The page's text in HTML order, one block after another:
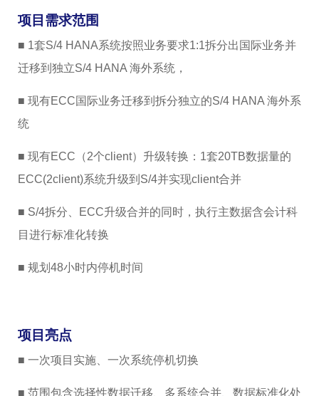
项目需求范围
■ 1套S/4 HANA系统按照业务要求1:1拆分出国际业务并
迁移到独立S/4 HANA 海外系统，
■ 现有ECC国际业务迁移到拆分独立的S/4 HANA 海外系
统
■ 现有ECC（2个client）升级转换：1套20TB数据量的
ECC(2client)系统升级到S/4并实现client合并
■ S/4拆分、ECC升级合并的同时，执行主数据含会计科
目进行标准化转换
■ 规划48小时内停机时间
项目亮点
■ 一次项目实施、一次系统停机切换
■ 范围包含选择性数据迁移、多系统合并、数据标准化处